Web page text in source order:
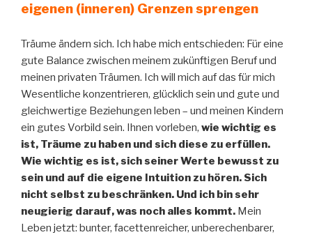
eigenen (inneren) Grenzen sprengen
Träume ändern sich. Ich habe mich entschieden: Für eine
gute Balance zwischen meinem zukünftigen Beruf und
meinen privaten Träumen. Ich will mich auf das für mich
Wesentliche konzentrieren, glücklich sein und gute und
gleichwertige Beziehungen leben – und meinen Kindern
ein gutes Vorbild sein. Ihnen vorleben, wie wichtig es
ist, Träume zu haben und sich diese zu erfüllen.
Wie wichtig es ist, sich seiner Werte bewusst zu
sein und auf die eigene Intuition zu hören. Sich
nicht selbst zu beschränken. Und ich bin sehr
neugierig darauf, was noch alles kommt. Mein
Leben jetzt: bunter, facettenreicher, unberechenbarer,